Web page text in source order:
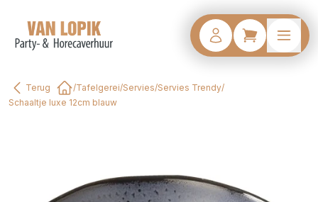
Terug
Home
/Tafelgerei/Servies/Servies Trendy/
Schaaltje luxe 12cm blauw